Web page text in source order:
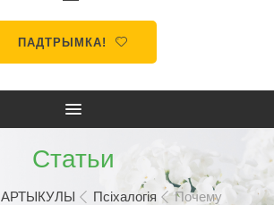
ПАДТРЫМКА!
Статьи
АРТЫКУЛЫ Псіхалогія
Почему